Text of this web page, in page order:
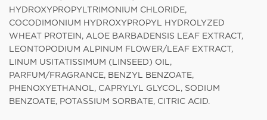
HYDROXYPROPYLTRIMONIUM CHLORIDE,
COCODIMONIUM HYDROXYPROPYL HYDROLYZED
WHEAT PROTEIN, ALOE BARBADENSIS LEAF EXTRACT,
LEONTOPODIUM ALPINUM FLOWER/LEAF EXTRACT,
LINUM USITATISSIMUM (LINSEED) OIL,
PARFUM/FRAGRANCE, BENZYL BENZOATE,
PHENOXYETHANOL, CAPRYLYL GLYCOL, SODIUM
BENZOATE, POTASSIUM SORBATE, CITRIC ACID.